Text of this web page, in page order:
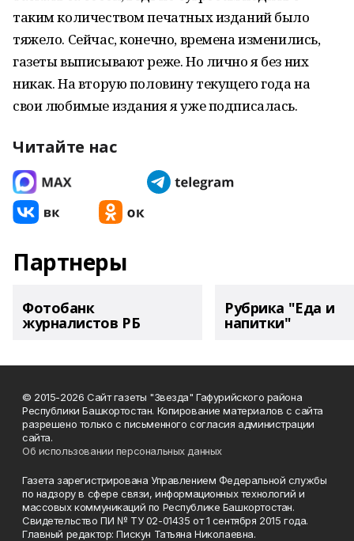
таким количеством печатных изданий было
тяжело. Сейчас, конечно, времена изменились,
газеты выписывают реже. Но лично я без них
никак. На вторую половину текущего года на
свои любимые издания я уже подписалась.
Читайте нас
Партнеры
Фотобанк
журналистов РБ
Рубрика "Еда и
напитки"
© 2015-2026 Сайт газеты "Звезда" Гафурийского района
Республики Башкортостан. Копирование материалов с сайта
разрешено только с письменного согласия администрации
сайта.
Об использовании персональных данных
Газета зарегистрирована Управлением Федеральной службы
по надзору в сфере связи, информационных технологий и
массовых коммуникаций по Республике Башкортостан.
Свидетельство ПИ № ТУ 02-01435 от 1 сентября 2015 года.
Главный редактор: Пискун Татьяна Николаевна.